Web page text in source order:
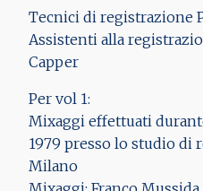
Tecnici di registrazione
Assistenti alla
Capper
Per vol 1:
Mixaggi effettuati
1979 presso lo studio
Milano